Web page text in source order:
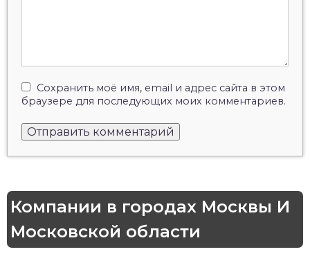
Сохранить моё имя, email и адрес сайта в этом
браузере для последующих моих комментариев.
Компании в городах Москвы И
Московской области